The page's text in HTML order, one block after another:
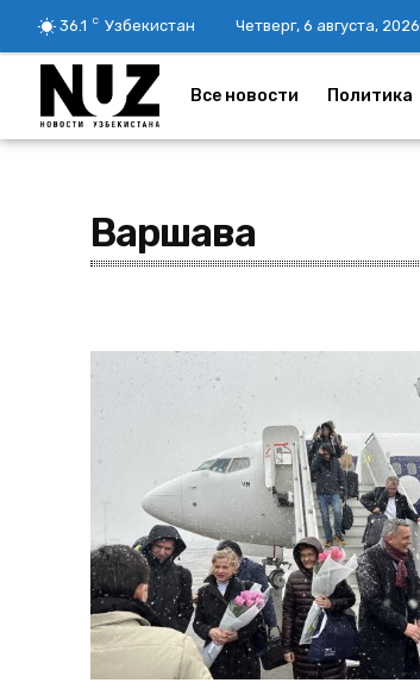
36.1 C Узбекистан Четверг, 6 августа, 2026
Все новости Политика
Варшава